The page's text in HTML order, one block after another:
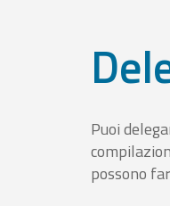
Puoi
possono